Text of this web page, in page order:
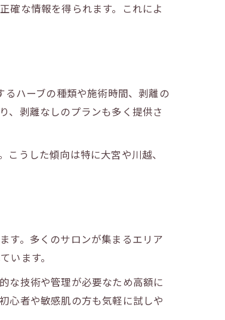
確な情報を得られます。これによ
ハーブの種類や施術時間、剥離の
、剥離なしのプランも多く提供さ
うした傾向は特に大宮や川越、
す。多くのサロンが集まるエリア
います。
な技術や管理が必要なため高額に
心者や敏感肌の方も気軽に試しや